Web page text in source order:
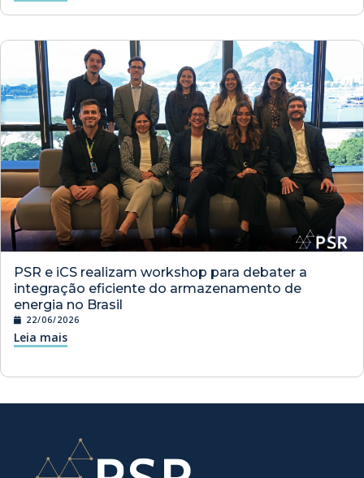
PSR e iCS realizam workshop para debater a
integração eficiente do armazenamento de
energia no Brasil
22/06/2026
Leia mais